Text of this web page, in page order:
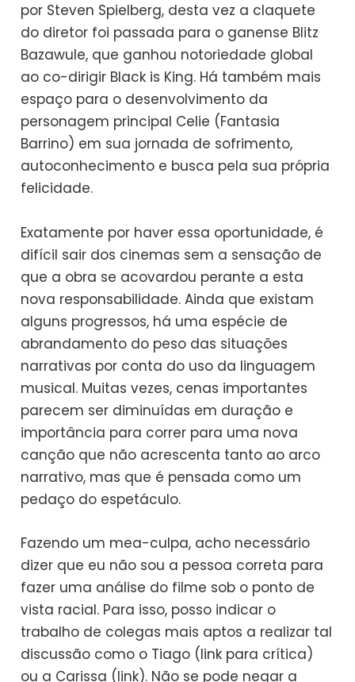
por Steven Spielberg, desta vez a claquete
do diretor foi passada para o ganense Blitz
Bazawule, que ganhou notoriedade global
ao co-dirigir Black is King. Há também mais
espaço para o desenvolvimento da
personagem principal Celie (Fantasia
Barrino) em sua jornada de sofrimento,
autoconhecimento e busca pela sua própria
felicidade.
Exatamente por haver essa oportunidade, é
difícil sair dos cinemas sem a sensação de
que a obra se acovardou perante a esta
nova responsabilidade. Ainda que existam
alguns progressos, há uma espécie de
abrandamento do peso das situações
narrativas por conta do uso da linguagem
musical. Muitas vezes, cenas importantes
parecem ser diminuídas em duração e
importância para correr para uma nova
canção que não acrescenta tanto ao arco
narrativo, mas que é pensada como um
pedaço do espetáculo.
Fazendo um mea-culpa, acho necessário
dizer que eu não sou a pessoa correta para
fazer uma análise do filme sob o ponto de
vista racial. Para isso, posso indicar o
trabalho de colegas mais aptos a realizar tal
discussão como o Tiago (link para crítica)
ou a Carissa (link). Não se pode negar a